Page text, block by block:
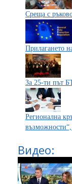
Среща с
Прилагането
За 25-ти път
Регионална
Видео: